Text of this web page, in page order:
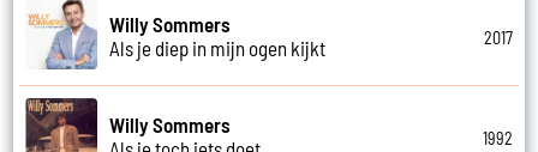
Willy Sommers
Als je diep in mijn ogen kijkt
2017
Willy Sommers
1992